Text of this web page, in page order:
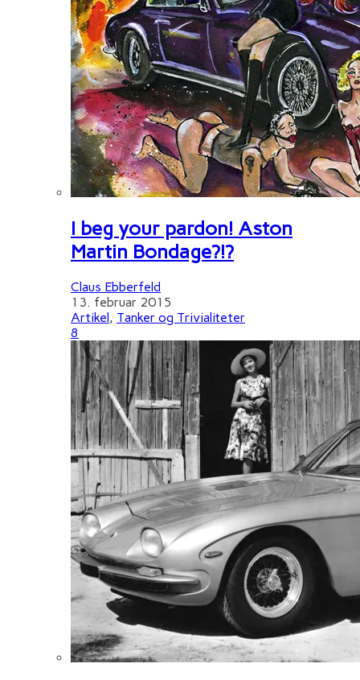
I beg your pardon! Aston
Martin Bondage?!?
Claus Ebberfeld
13. februar 2015
Artikel, Tanker og Trivialiteter
8